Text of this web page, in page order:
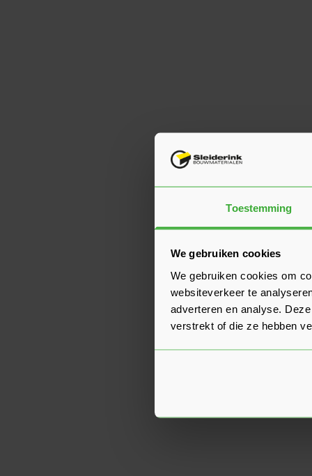
Toestemming
We gebruiken cookies
We gebruiken cookies om
websiteverkeer te
adverteren en analyse.
verstrekt of die ze hebben